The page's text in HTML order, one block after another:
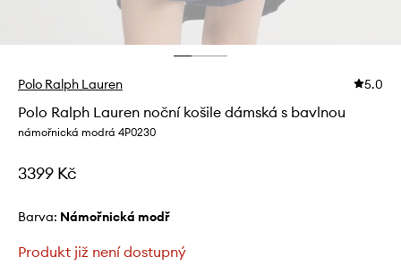
Polo Ralph Lauren 5.0
Polo Ralph Lauren noční košile dámská s bavlnou
námořnická modrá 4P0230
3399 Kč
Barva: námořnická modř
Produkt již není dostupný